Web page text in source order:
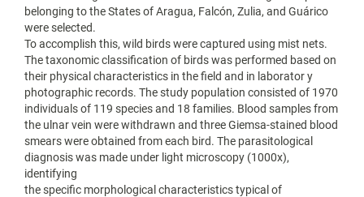
belonging to the States of Aragua, Falcón, Zulia, and Guárico
were selected.
To accomplish this, wild birds were captured using mist nets.
The taxonomic classification of birds was performed based on
their physical characteristics in the field and in laborator y
photographic records. The study population consisted of 1970
individuals of 119 species and 18 families. Blood samples from
the ulnar vein were withdrawn and three Giemsa-stained blood
smears were obtained from each bird. The parasitological
diagnosis was made under light microscopy (1000x),
identifying
the specific morphological characteristics typical of